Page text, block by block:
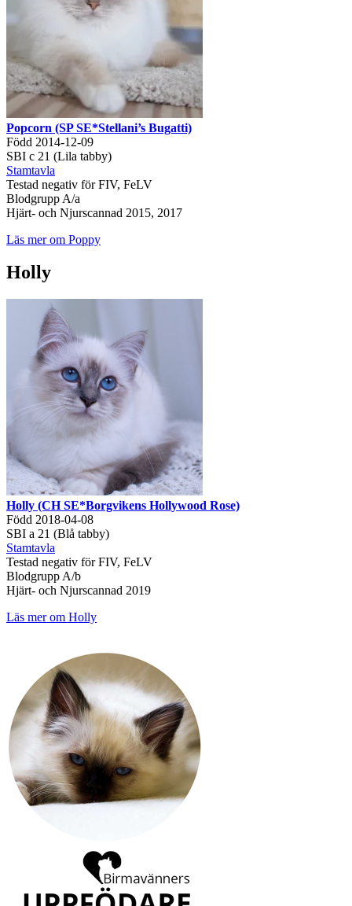
Popcorn (SP SE*Stellani’s Bugatti)
Född 2014-12-09
SBI c 21 (Lila tabby)
Stamtavla
Testad negativ för FIV, FeLV
Blodgrupp A/a
Hjärt- och Njurscannad 2015, 2017
Läs mer om Poppy
Holly
Holly (CH SE*Borgvikens Hollywood Rose)
Född 2018-04-08
SBI a 21 (Blå tabby)
Stamtavla
Testad negativ för FIV, FeLV
Blodgrupp A/b
Hjärt- och Njurscannad 2019
Läs mer om Holly